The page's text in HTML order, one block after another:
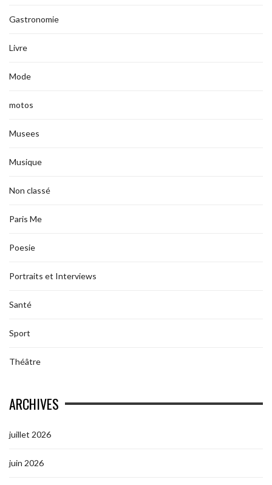
Gastronomie
Livre
Mode
motos
Musees
Musique
Non classé
Paris Me
Poesie
Portraits et Interviews
Santé
Sport
Théâtre
ARCHIVES
juillet 2026
juin 2026